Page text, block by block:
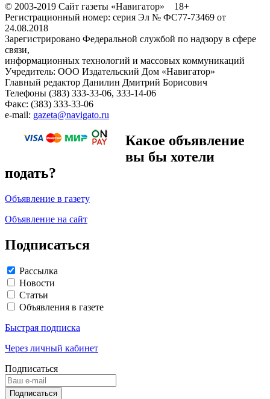
© 2003-2019 Сайт газеты «Навигатор» 18+
Регистрационный номер: серия Эл № ФС77-73469 от
24.08.2018
Зарегистрировано Федеральной службой по надзору в сфере
связи,
информационных технологий и массовых коммуникаций
Учредитель: ООО Издательский Дом «Навигатор»
Главный редактор Данилин Дмитрий Борисович
Телефоны (383) 333-33-06, 333-14-06
Факс: (383) 333-33-06
e-mail: gazeta@navigato.ru
Какое объявление
вы бы хотели
подать?
Объявление в газету
Объявление на сайт
Подписаться
Рассылка
Новости
Статьи
Объявления в газете
Быстрая подписка
Через личный кабинет
Подписаться